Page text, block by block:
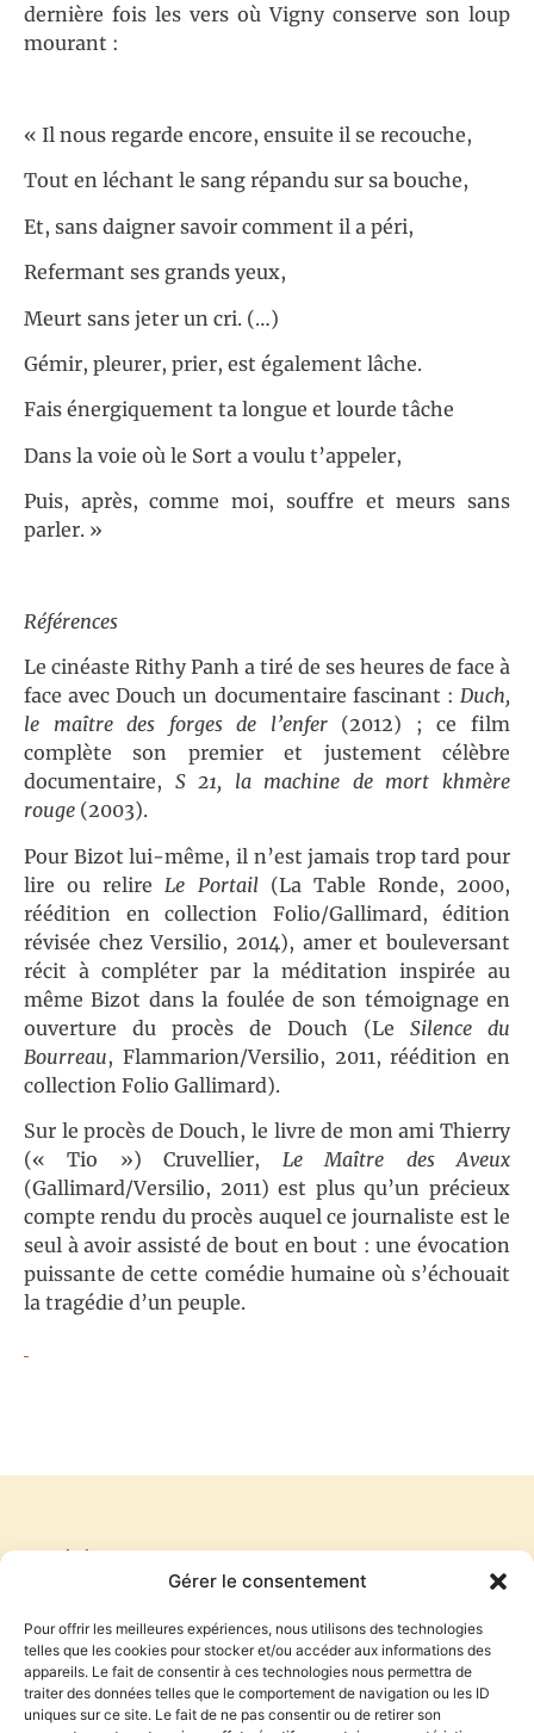
Gérer le consentement
Pour offrir les meilleures expériences, nous utilisons des technologies
telles que les cookies pour stocker et/ou accéder aux informations des
appareils. Le fait de consentir à ces technologies nous permettra de
traiter des données telles que le comportement de navigation ou les ID
uniques sur ce site. Le fait de ne pas consentir ou de retirer son
dernière fois les vers où Vigny conserve son loup
mourant :
« Il nous regarde encore, ensuite il se recouche,
Tout en léchant le sang répandu sur sa bouche,
Et, sans daigner savoir comment il a péri,
Refermant ses grands yeux,
Meurt sans jeter un cri. (…)
Gémir, pleurer, prier, est également lâche.
Fais énergiquement ta longue et lourde tâche
Dans la voie où le Sort a voulu t’appeler,
Puis, après, comme moi, souffre et meurs sans
parler. »
Références
Le cinéaste Rithy Panh a tiré de ses heures de face à
face avec Douch un documentaire fascinant : Duch,
le maître des forges de l’enfer(2012) ; ce film
complète son premier et justement célèbre
documentaire, S 21, la machine de mort khmère
rouge (2003).
Pour Bizot lui-même, il n’est jamais trop tard pour
lire ou relire Le Portail(La Table Ronde, 2000,
réédition en collection Folio/Gallimard, édition
révisée chez Versilio, 2014), amer et bouleversant
récit à compléter par la méditation inspirée au
même Bizot dans la foulée de son témoignage en
ouverture du procès de Douch (Le Silence du
Bourreau, Flammarion/Versilio, 2011, réédition en
collection Folio Gallimard).
Sur le procès de Douch, le livre de mon ami Thierry
(« Tio ») Cruvellier, Le Maître des Aveux
(Gallimard/Versilio, 2011) est plus qu’un précieux
compte rendu du procès auquel ce journaliste est le
seul à avoir assisté de bout en bout : une évocation
puissante de cette comédie humaine où s’échouait
la tragédie d’un peuple.
VÉRITÉ ET DÉMOCRATIE : LE CAS TRUMP
S'inscrire à la newsletter